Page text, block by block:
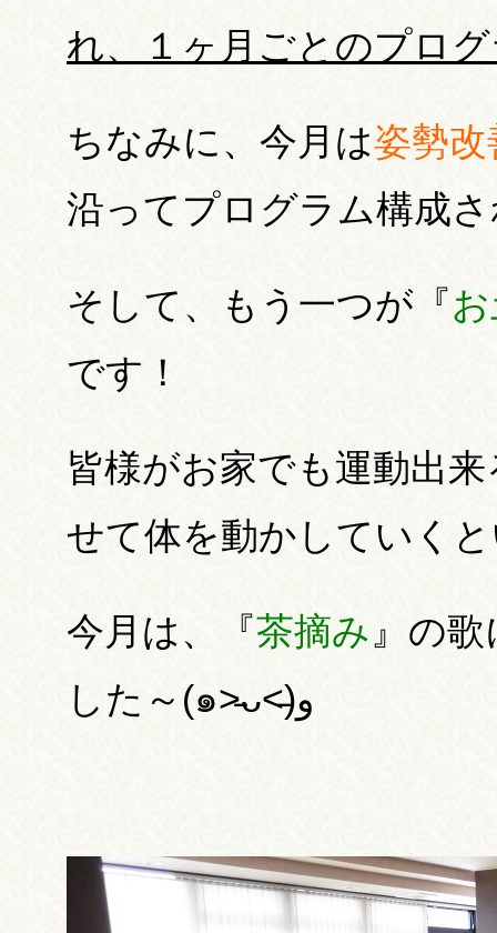
れ、１ヶ月ごとのプロ
ちなみに、今月は姿勢改
沿ってプログラム構成
そして、もう一つが『
です！
皆様がお家でも運動出
せて体を動かしていく
今月は、『茶摘み 』の
した～(๑˃̵ᴗ˂̵)و